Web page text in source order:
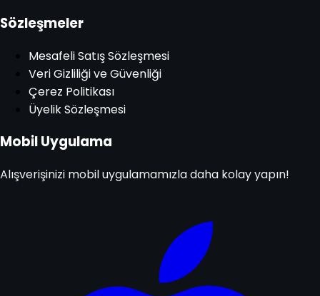
Sözleşmeler
Mesafeli Satış Sözleşmesi
Veri Gizliliği ve Güvenliği
Çerez Politikası
Üyelik Sözleşmesi
Mobil Uygulama
Alışverişinizi mobil uygulamamızla daha kolay yapın!